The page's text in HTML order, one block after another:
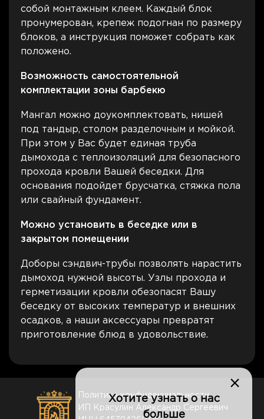
собой монтажным клеем. Каждый блок
пронумерован, крепеж подогнан по размеру
блоков, а инструкция поможет собрать как
положено.
Возможность самостоятельной
комплектации зоны барбекю
Мангал можно доукомплектовать, нишей
под тандыр, столом разделочным и мойкой.
При этом у Вас будет единая труба
дымохода с теплоизоляций для безопасного
прохода кровли Вашей беседки. Для
основания подойдет брусчатка, стяжка пола
или свайный фундамент.
Можно установить в беседке или в
закрытом помещении
Доборы сэндвич-трубы позволять нарастить
дымоход нужной высоты. Узлы прохода и
герметизации кровли обезопасят Вашу
беседку от высоких температур и внешних
осадков, а наши аксессуары превратят
приготовление блюд в удовольствие.
Политика конфиденциальности
ИП Красулин Александр Сергеевич
×
Хотите узнать о нас
больше